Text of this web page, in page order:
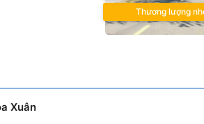
Thương lượng
Xuân